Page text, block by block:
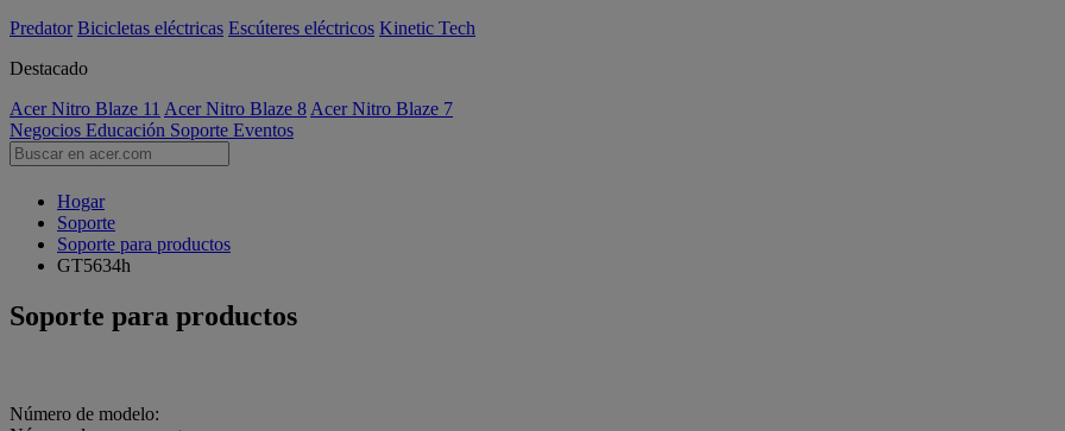
Predator Bicicletas eléctricas Escúteres eléctricos Kinetic Tech
Destacado
Acer Nitro Blaze 11 Acer Nitro Blaze 8 Acer Nitro Blaze 7
Negocios Educación Soporte Eventos
Hogar
Soporte
Soporte para productos
GT5634h
Soporte para productos
Número de modelo: